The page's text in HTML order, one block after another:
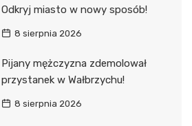
Odkryj miasto w nowy sposób!
8 sierpnia 2026
Pijany mężczyzna zdemolował
przystanek w Wałbrzychu!
8 sierpnia 2026